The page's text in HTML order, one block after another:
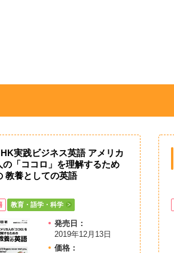
実践ビジネス英語 アメリカ
の「ココロ」を理解するため
教養としての英語
教育・語学・科学
発売日：
2019年12月13日
価格：